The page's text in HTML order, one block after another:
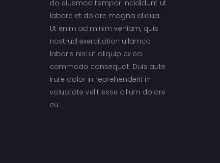
do eiusmod tempor incididunt ut
labore et dolore magna aliqua.
Ut enim ad minim veniam, quis
nostrud exercitation ullamco
laboris nisi ut aliquip ex ea
commodo consequat. Duis aute
irure dolor in reprehenderit in
voluptate velit esse cillum dolore
eu.